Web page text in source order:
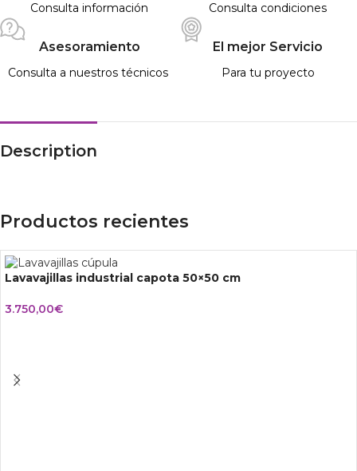
Consulta información Consulta condiciones
Asesoramiento
Consulta a nuestros técnicos
El mejor Servicio
Para tu proyecto
Description
Productos recientes
Lavavajillas industrial capota 50×50 cm
3.750,00€